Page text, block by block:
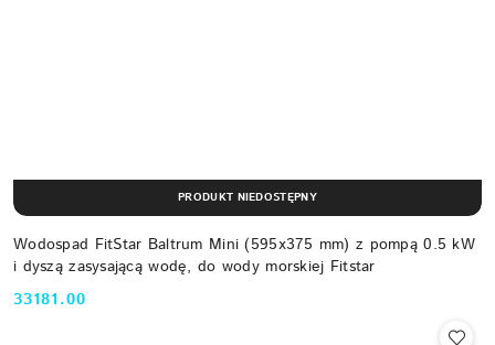
Wodospad FitStar Baltrum Mini (595x375 mm) z pompą 0.5 kW
i dyszą zasysającą wodę, do wody morskiej Fitstar
Cena:
33181.00
PRODUKT NIEDOSTĘPNY